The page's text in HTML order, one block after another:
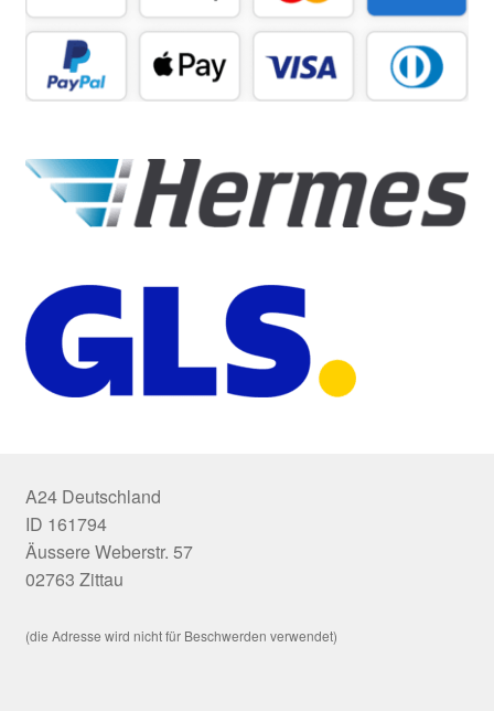
A24 Deutschland
ID 161794
Äussere Weberstr. 57
02763 Zittau
(die Adresse wird nicht für Beschwerden verwendet)